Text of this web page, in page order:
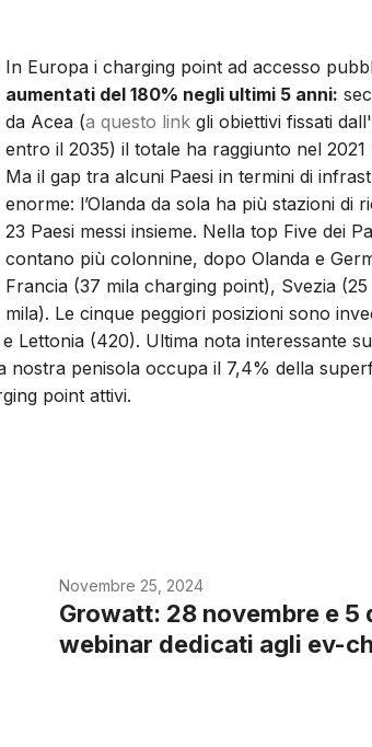
In Europa i charging point ad accesso
aumentati del 180% negli ultimi 5 anni:
da Acea (a questo link gli obiettivi fissati
entro il 2035) il totale ha raggiunto nel 2021
Ma il gap tra alcuni Paesi in termini di
enorme: l’Olanda da sola ha più stazioni di
23 Paesi messi insieme. Nella top Five dei
contano più colonnine, dopo Olanda e
Francia (37 mila charging point), Svezia (25
mila). Le cinque peggiori posizioni sono
(420). Ultima nota interessante
penisola occupa il 7,4% della
point attivi.
Novembre 25, 2024
Growatt: 28 novembre e 5
webinar dedicati agli ev-